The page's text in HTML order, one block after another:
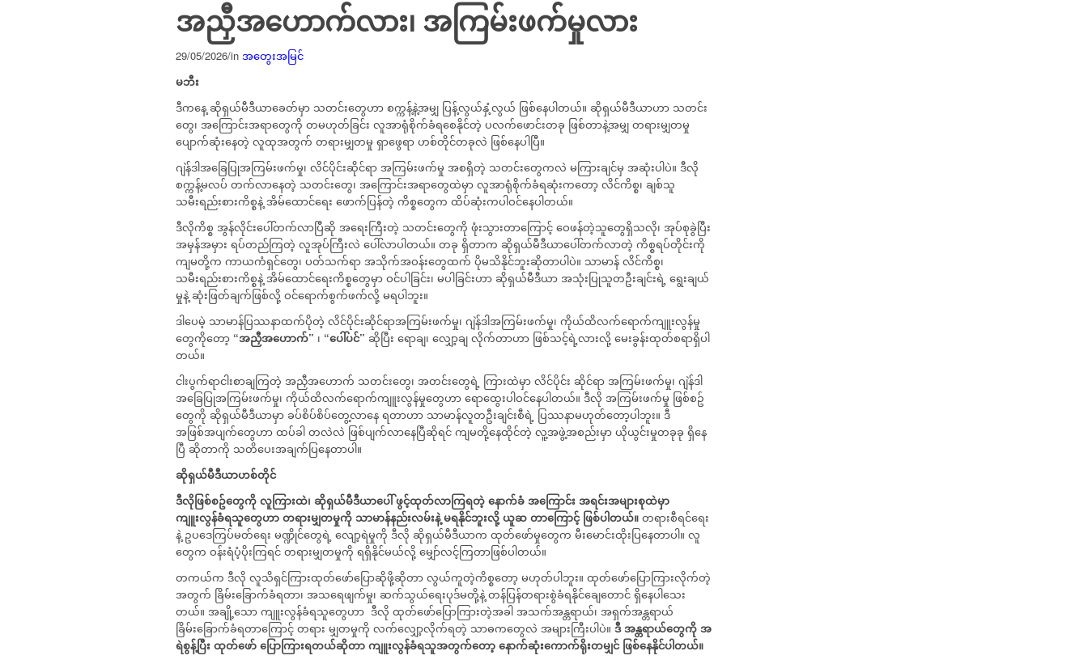
အညှီအဟောက်လား၊ အကြမ်းဖက်မှုလား
29/05/2026/in အတွေးအမြင်
မဘီး
ဒီကနေ့ ဆိုရှယ်မီဒီယာခေတ်မှာ သတင်းတွေဟာ စက္ကန့်နဲ့အမျှ ပြန့်လွယ်နှံ့လွယ် ဖြစ်နေပါတယ်။ ဆိုရှယ်မီဒီယာဟာ သတင်း
တွေ၊ အကြောင်းအရာတွေကို တမဟုတ်ခြင်း လူအာရုံစိုက်ခံရစေနိုင်တဲ့ ပလက်ဖောင်းတခု ဖြစ်တာနဲ့အမျှ တရားမျှတမှု
ပျောက်ဆုံးနေတဲ့ လူထုအတွက် တရားမျှတမှု ရှာဖွေရာ ဟစ်တိုင်တခုလဲ ဖြစ်နေပါပြီ။
ဂျဲန်ဒါအခြေပြုအကြမ်းဖက်မှု၊ လိင်ပိုင်းဆိုင်ရာ အကြမ်းဖက်မှု အစရှိတဲ့ သတင်းတွေကလဲ မကြားချင်မှ အဆုံးပါပဲ။ ဒီလို
စက္ကန့်မလပ် တက်လာနေတဲ့ သတင်းတွေ၊ အကြောင်းအရာတွေထဲမှာ လူအာရုံစိုက်ခံရဆုံးကတော့ လိင်ကိစ္စ၊ ချစ်သူ
သမီးရည်းစားကိစ္စနဲ့ အိမ်ထောင်ရေး ဖောက်ပြန်တဲ့ ကိစ္စတွေက ထိပ်ဆုံးကပါဝင်နေပါတယ်။
ဒီလိုကိစ္စ အွန်လိုင်းပေါ်တက်လာပြီဆို အရေးကြီးတဲ့ သတင်းတွေကို ဖုံးသွားတာကြောင့် ဝေဖန်တဲ့သူတွေရှိသလို၊ အုပ်စုခွဲပြီး
အမှန်အမှား ရပ်တည်ကြတဲ့ လူအုပ်ကြီးလဲ ပေါ်လာပါတယ်။ တခု ရှိတာက ဆိုရှယ်မီဒီယာပေါ်တက်လာတဲ့ ကိစ္စရပ်တိုင်းကို
ကျမတို့က ကာယကံရှင်တွေ၊ ပတ်သက်ရာ အသိုက်အဝန်းတွေထက် ပိုမသိနိုင်ဘူးဆိုတာပါပဲ။ သာမာန် လိင်ကိစ္စ၊
သမီးရည်းစားကိစ္စနဲ့ အိမ်ထောင်ရေးကိစ္စတွေမှာ ဝင်ပါခြင်း၊ မပါခြင်းဟာ ဆိုရှယ်မီဒီယာ အသုံးပြုသူတဦးချင်းရဲ့ ရွေးချယ်
မှုနဲ့ ဆုံးဖြတ်ချက်ဖြစ်လို့ ဝင်ရောက်စွက်ဖက်လို့ မရပါဘူး။
ဒါပေမဲ့ သာမာန်ပြဿနာထက်ပိုတဲ့ လိင်ပိုင်းဆိုင်ရာအကြမ်းဖက်မှု၊ ဂျဲန်ဒါအကြမ်းဖက်မှု၊​ ကိုယ်ထိလက်ရောက်ကျူးလွန်မှု
တွေကိုတော့ “အညှီအဟောက်” ၊ “ပေါ်ပင်” ဆိုပြီး ရောချ၊ လျှော့ချ လိုက်တာဟာ ဖြစ်သင့်ရဲ့လားလို့ မေးခွန်းထုတ်စရာရှိပါ
တယ်။
ငါးပွက်ရာငါးစာချကြတဲ့ အညှီအဟောက် သတင်းတွေ၊ အတင်းတွေရဲ့ ကြားထဲမှာ လိင်ပိုင်း ဆိုင်ရာ အကြမ်းဖက်မှု၊ ဂျဲန်ဒါ
အခြေပြုအကြမ်းဖက်မှု၊​ ကိုယ်ထိလက်ရောက်ကျူးလွန်မှုတွေဟာ ရောထွေးပါဝင်နေပါတယ်။ ဒီလို အကြမ်းဖက်မှု ဖြစ်စဥ်
တွေကို ဆိုရှယ်မီဒီယာမှာ ခပ်စိပ်စိပ်တွေ့လာနေ ရတာဟာ သာမာန်လူတဦးချင်းစီရဲ့ ပြဿနာမဟုတ်တော့ပါဘူး။ ဒီ
အဖြစ်အပျက်တွေဟာ ထပ်ခါ တလဲလဲ ဖြစ်ပျက်လာနေပြီဆိုရင် ကျမတို့နေထိုင်တဲ့ လူ့အဖွဲ့အစည်းမှာ ယိုယွင်းမှုတခုခု ရှိနေ
ပြီ ဆိုတာကို သတိပေးအချက်ပြနေတာပါ။
ဆိုရှယ်မီဒီယာဟစ်တိုင်
ဒီလိုဖြစ်စဥ်တွေကို လူကြားထဲ၊ ဆိုရှယ်မီဒီယာပေါ် ဖွင့်ထုတ်လာကြရတဲ့ နောက်ခံ အကြောင်း အရင်းအများစုထဲမှာ
ကျူးလွန်ခံရသူတွေဟာ တရားမျှတမှုကို သာမာန်နည်းလမ်းနဲ့ မရနိုင်ဘူးလို့ ယူဆ တာကြောင့် ဖြစ်ပါတယ်။ တရားစီရင်ရေး
နဲ့ ဥပဒေကြပ်မတ်ရေး မဏ္ဍိုင်တွေရဲ့ လျော့ရဲမှုကို ဒီလို ဆိုရှယ်မီဒီယာက ထုတ်ဖော်မှုတွေက မီးမောင်းထိုးပြနေတာပါ။ လူ
တွေက ဝန်းရံပံ့ပိုးကြရင် တရားမျှတမှုကို ရရှိနိုင်မယ်လို့ မျှော်လင့်ကြတာဖြစ်ပါတယ်။
တကယ်က ဒီလို လူသိရှင်ကြားထုတ်ဖော်ပြောဆိုဖို့ဆိုတာ လွယ်ကူတဲ့ကိစ္စတော့ မဟုတ်ပါဘူး။ ထုတ်ဖော်ပြောကြားလိုက်တဲ့
အတွက် ခြိမ်းခြောက်ခံရတာ၊ အသရေဖျက်မှု၊ ဆက်သွယ်ရေးပုဒ်မတို့နဲ့ တန်ပြန်တရားစွဲခံရနိုင်ချေတောင် ရှိနေပါသေး
တယ်။ အချို့သော ကျူးလွန်ခံရသူတွေဟာ ဒီလို ထုတ်ဖော်ပြောကြားတဲ့အခါ အသက်အန္တရာယ်၊ အရှက်အန္တရာယ်
ခြိမ်းခြောက်ခံရတာကြောင့် တရား မျှတမှုကို လက်လျှော့လိုက်ရတဲ့ သာဓကတွေလဲ အများကြီးပါပဲ။ ဒီ အန္တရာယ်တွေကို အ
ရဲစွန့်ပြီး ထုတ်ဖော် ပြောကြားရတယ်ဆိုတာ ကျူးလွန်ခံရသူအတွက်တော့ နောက်ဆုံးကောက်ရိုးတမျှင် ဖြစ်နေနိုင်ပါတယ်။